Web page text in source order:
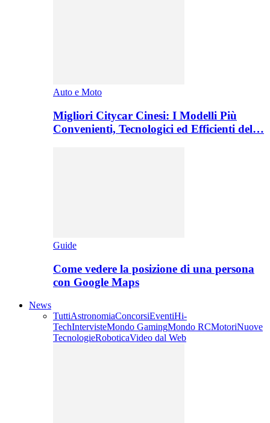
Auto e Moto
Migliori Citycar Cinesi: I Modelli Più
Convenienti, Tecnologici ed Efficienti del…
Guide
Come vedere la posizione di una persona
con Google Maps
News
TuttiAstronomiaConcorsiEventiHi-
TechIntervisteMondo GamingMondo RCMotoriNuove
TecnologieRoboticaVideo dal Web